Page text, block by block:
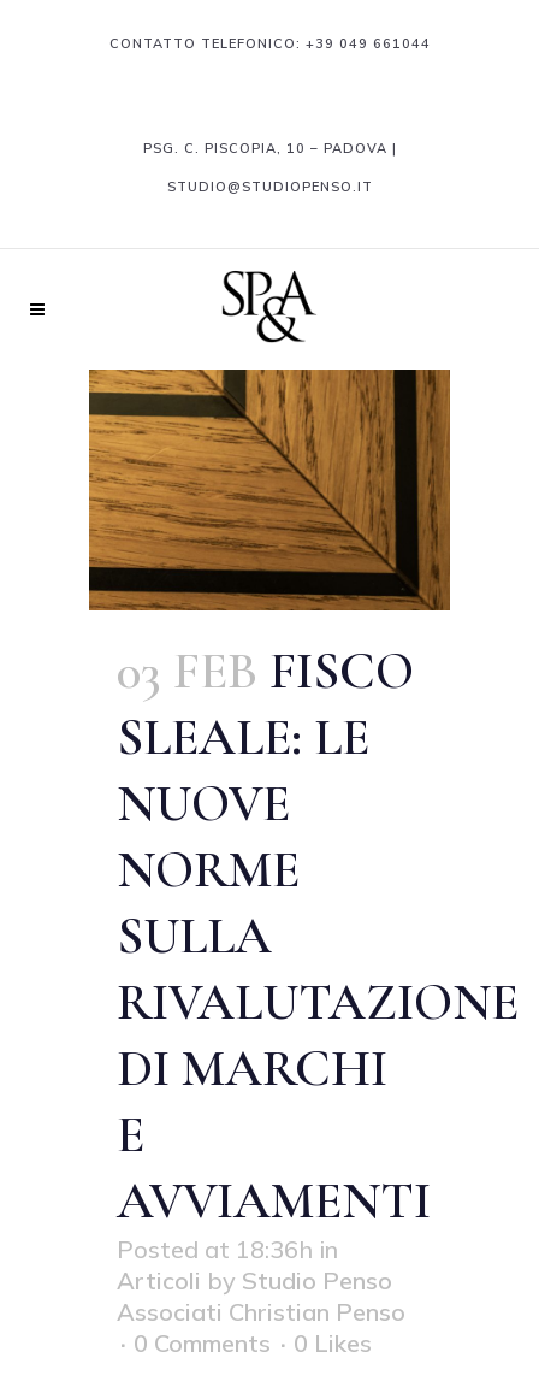
CONTATTO TELEFONICO: +39 049 661044
PSG. C. PISCOPIA, 10 – PADOVA |
STUDIO@STUDIOPENSO.IT
03 FEB FISCO
SLEALE: LE
NUOVE
NORME
SULLA
RIVALUTAZIONE
DI MARCHI
E
AVVIAMENTI
Posted at 18:36h in
Articoli by Studio Penso
Associati Christian Penso
0 Comments
0 Likes